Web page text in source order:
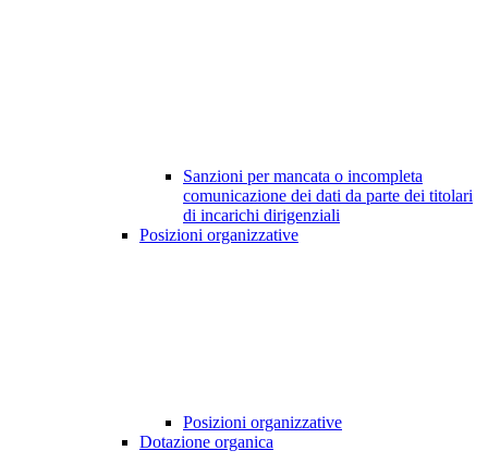
Sanzioni per mancata o incompleta
comunicazione dei dati da parte dei titolari
di incarichi dirigenziali
Posizioni organizzative
Posizioni organizzative
Dotazione organica